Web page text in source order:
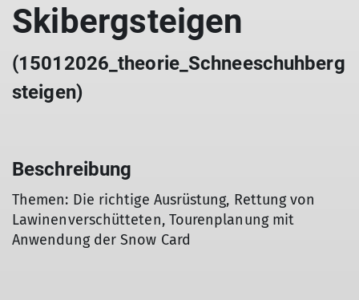
Skibergsteigen
(15012026_theorie_Schneeschuhberg
steigen)
Beschreibung
Themen: Die richtige Ausrüstung, Rettung von
Lawinenverschütteten, Tourenplanung mit
Anwendung der Snow Card